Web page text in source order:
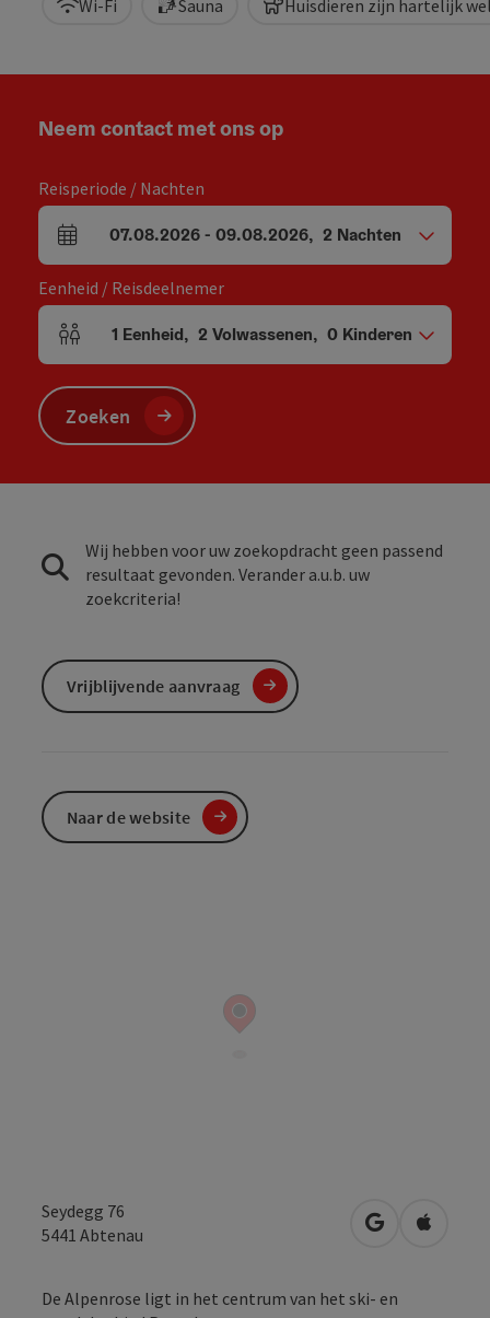
Wi-Fi Sauna Huisdieren zijn hartelijk
Seydegg 76
5441 Abtenau Openen in
De Alpenrose ligt in het centrum van het ski- en
Neem contact met ons op
Reisperiode / Nachten
Velden voor aankomst en vertrek
07.08.2026- 09.08.2026, 2 Nachten
Eenheid / Reisdeelnemer
Aantal eenheden en persoonsvelden
1 Eenheid, 2 Volwassenen, 0 Kinderen
Zoeken
Wij hebben voor uw zoekopdracht geen passend
resultaat gevonden. Verander a.u.b. uw
zoekcriteria!
Vrijblijvende aanvraag
Naar de website